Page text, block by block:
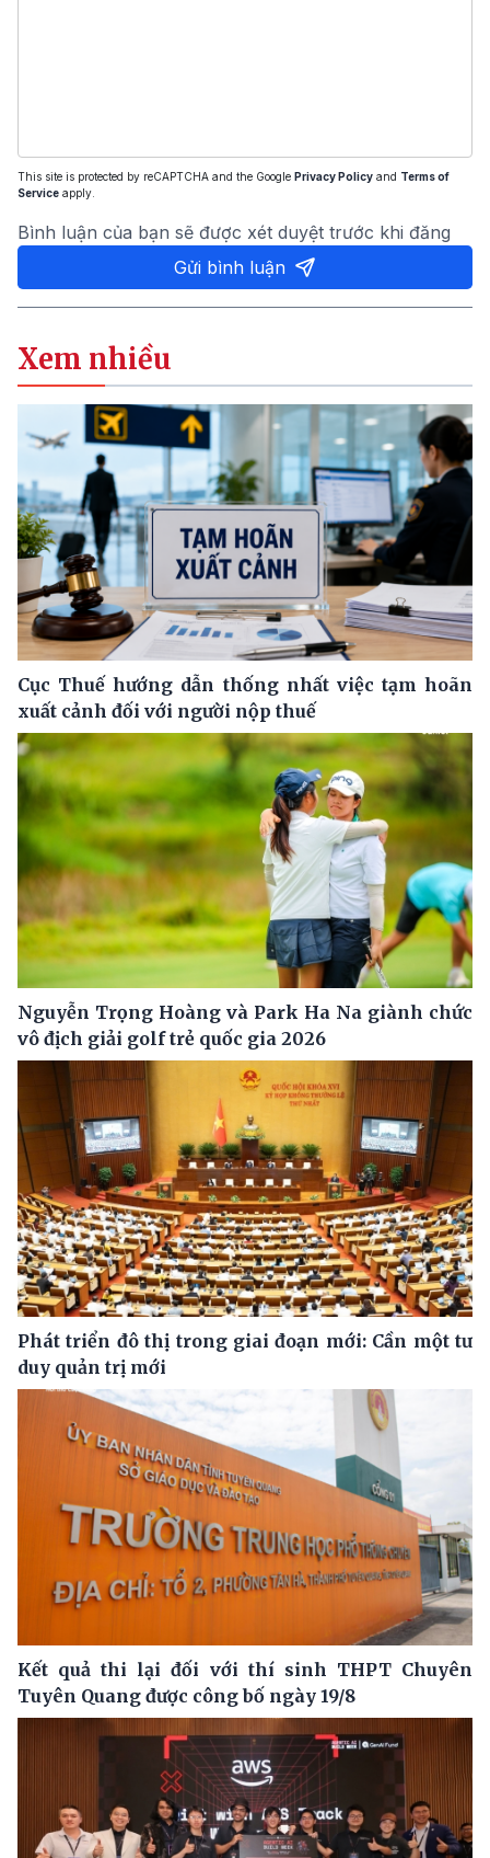
This site is protected by reCAPTCHA and the Google Privacy Policy and Terms of
Service apply.
Bình luận của bạn sẽ được xét duyệt trước khi đăng
Gửi bình luận
Xem nhiều
Cục Thuế hướng dẫn thống nhất việc tạm hoãn
xuất cảnh đối với người nộp thuế
Nguyễn Trọng Hoàng và Park Ha Na giành chức
vô địch giải golf trẻ quốc gia 2026
Phát triển đô thị trong giai đoạn mới: Cần một tư
duy quản trị mới
Kết quả thi lại đối với thí sinh THPT Chuyên
Tuyên Quang được công bố ngày 19/8